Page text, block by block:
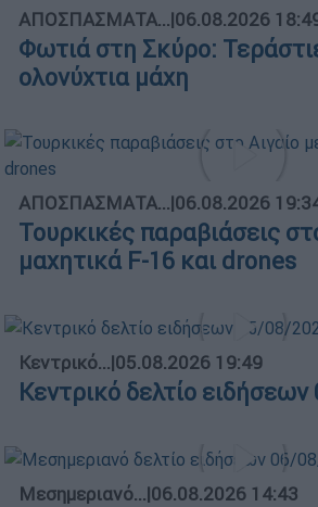
ΑΠΟΣΠΑΣΜΑΤΑ...|06.08.2026
Φωτιά στη Σκύρο:
ολονύχτια μάχη
ΑΠΟΣΠΑΣΜΑΤΑ...|06.08.2026
Τουρκικές παραβιάσεις
μαχητικά F-16 και drones
Κεντρικό...|05.08.2026 19:49
Κεντρικό δελτίο
Μεσημεριανό...|06.08.2026 14:43